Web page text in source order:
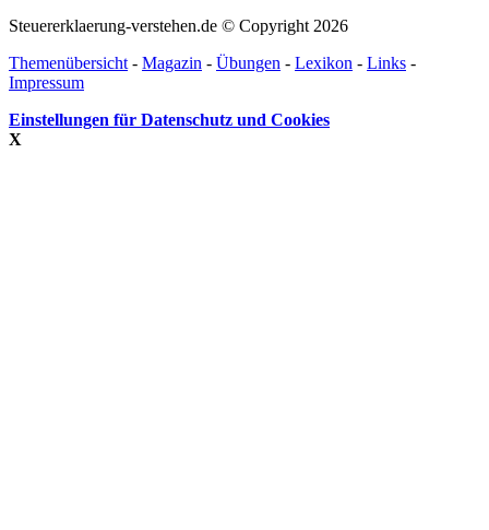
Steuererklaerung-verstehen.de © Copyright 2026
Themenübersicht - Magazin - Übungen - Lexikon - Links -
Impressum
Einstellungen für Datenschutz und Cookies
X